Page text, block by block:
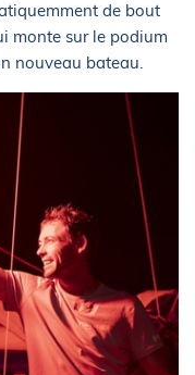
de bout
monte sur le podium
nouveau bateau.